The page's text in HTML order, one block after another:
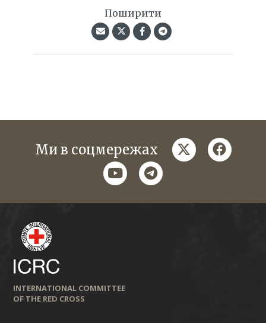
Поширити
Ми в соцмережах twitter
youtubetelegram
INTERNATIONAL COMMITTEE
OF THE RED CROSS